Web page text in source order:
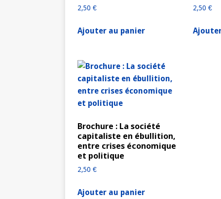
2,50 €
Ajouter au panier
2,50€
Brochure : La société
capitaliste en ébullition,
entre crises économique
et politique
2,50 €
Ajouter au panier